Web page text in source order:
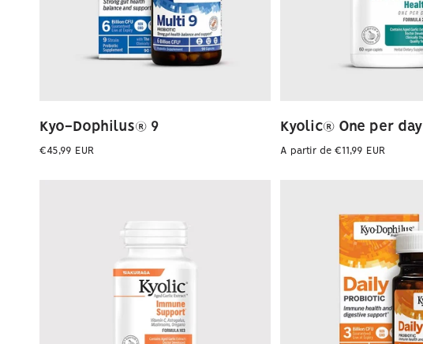
Kyo-Dophilus® 9
Preço
€45,99 EUR
Kyolic® One per day
Preço
A partir de €11,99 EUR